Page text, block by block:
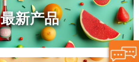
最新产品